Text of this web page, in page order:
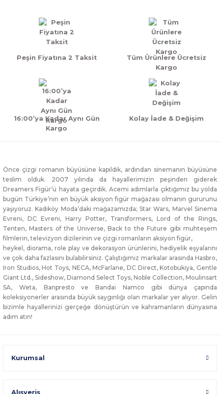
Peşin Fiyatına 2 Taksit
Tüm Ürünlere Ücretsiz
Kargo
16:00’ya Kadar Aynı Gün
Kargo
Kolay İade & Değişim
Önce çizgi romanın büyüsüne kapıldık, ardından sinemanın büyüsüne
teslim olduk. 2007 yılında da hayallerimizin peşinden giderek
Dreamers Figür’ü hayata geçirdik. Acemi adımlarla çıktığımız bu yolda
bugün Türkiye’nin en büyük aksiyon figür mağazası olmanın gururunu
yaşıyoruz. Kadıköy Moda’daki mağazamızda; Star Wars, Marvel Sinema
Evreni, DC Evreni, Harry Potter, Transformers, Lord of the Rings,
Tenten, Masters of the Universe, Back to the Future gibi muhteşem
filmlerin, televizyon dizilerinin ve çizgi romanların aksiyon figür,
heykel, diorama, role play ve dekorasyon ürünlerini, hediyelik eşyalarını
ve çok daha fazlasını bulabilirsiniz. Çalıştığımız markalar arasında Hasbro,
Iron Studios, Hot Toys, NECA, McFarlane, DC Direct, Kotobukiya, Gentle
Giant Ltd., Sideshow, Diamond Select Toys, Noble Collection, Moulinsart
SA, Weta, Banpresto ve Bandai Namco gibi dünya çapında
koleksiyonerler arasında büyük saygınlığı olan markalar yer alıyor. Gelin
bizimle hayallerinizi gerçeğe dönüştürün ve kahramanların dünyasına
adım atın!
Kurumsal
Alışveriş